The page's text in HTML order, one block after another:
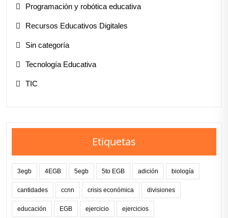
Programación y robótica educativa
Recursos Educativos Digitales
Sin categoría
Tecnología Educativa
TIC
Etiquetas
3egb 4EGB 5egb 5to EGB adición biología
cantidades ccnn crisis económica divisiones
educación EGB ejercicio ejercicios